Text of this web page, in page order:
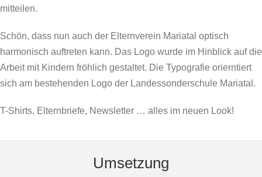
mitteilen.
Schön, dass nun auch der Elternverein Mariatal optisch
harmonisch auftreten kann. Das Logo wurde im Hinblick auf die
Arbeit mit Kindern fröhlich gestaltet. Die Typografie orierntiert
sich am bestehenden Logo der Landessonderschule Mariatal.
T-Shirts, Elternbriefe, Newsletter … alles im neuen Look!
Umsetzung